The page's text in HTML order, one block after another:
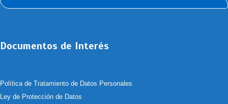
Documentos de Interés
Política de Tratamiento de Datos Personales
Ley de Protección de Datos